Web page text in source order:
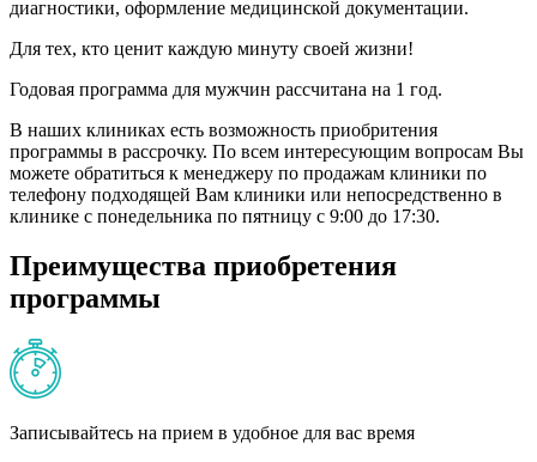
диагностики, оформление медицинской документации.
Для тех, кто ценит каждую минуту своей жизни!
Годовая программа для мужчин рассчитана на 1 год.
В наших клиниках есть возможность приобритения
программы в рассрочку. По всем интересующим вопросам Вы
можете обратиться к менеджеру по продажам клиники по
телефону подходящей Вам клиники или непосредственно в
клинике с понедельника по пятницу с 9:00 до 17:30.
Преимущества приобретения
программы
Записывайтесь на прием в удобное для вас время